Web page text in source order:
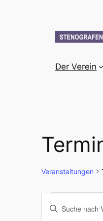
Der Verein
Veranstaltungen
Bitte